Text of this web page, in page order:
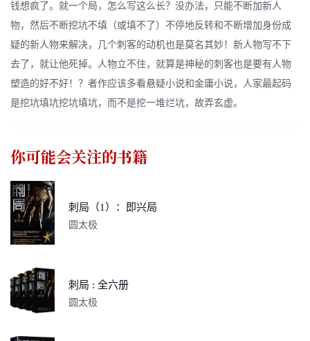
钱想疯了。就一个局，怎么写这么长？没办法，只能不断加新人
物，然后不断挖坑不填（或填不了）不停地反转和不断增加身份成
疑的新人物来解决，几个刺客的动机也是莫名其妙！新人物写不下
去了，就让他死掉。人物立不住，就算是神秘的刺客也是要有人物
塑造的好不好！？者作应该多看悬疑小说和金庸小说，人家最起码
是挖坑填坑挖坑填坑，而不是挖一堆烂坑，故弄玄虚。
你可能会关注的书籍
刺局（1）：即兴局
圆太极
刺局 : 全六册
圆太极